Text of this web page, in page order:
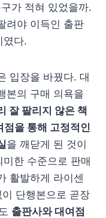
가 적혀 있었을까.
려야 이득인 출판
였다.
입장을 바꿨다. 대
본의 구매 의욕을
잘 팔리지 않은 책
을 통해 고정적인
을 깨닫게 된 것이
한 수준으로 판매
활발하게 라이센
단행본으로 곧장
출판사와 대여점